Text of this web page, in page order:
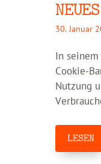
30. Januar
In
Cookie-
Nutzung
LESEN